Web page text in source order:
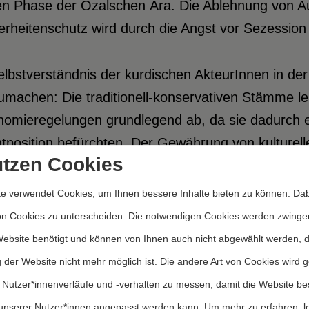
Phase der Özalschen Ära. Die Ablehnung von
wird durch die Angst vor
der kurdischen AkteurInnen in
Die traditionell-konservativen Stämme
grundlegend ab, da sie dadurch
befürchten. Der Gewährung von
Die national-kurdischen Organisationen und
den Konflikt als eine nationale Frage, da
Gebiet lebend – entgegen
wurden. Die Grenzziehung habe sie zu
selbst nicht als eine Minderheitenfrage
wird die Lösung in der Gewährung des
Cookies
verwendet Cookies, um Ihnen bessere Inhalte bieten zu können.
Cookies zu unterscheiden. Die notwendigen Cookies werden
benötigt und können von Ihnen auch nicht abgewählt werden,
der Website nicht mehr möglich ist. Die andere Art von Cookies wird
und -verhalten zu messen, damit die Website